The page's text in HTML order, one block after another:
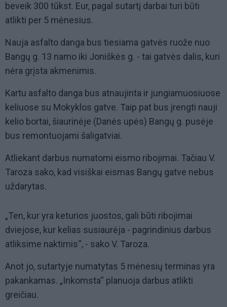
beveik 300 tūkst. Eur, pagal sutartį darbai turi būti
atlikti per 5 mėnesius.
Nauja asfalto danga bus tiesiama gatvės ruože nuo
Bangų g. 13 namo iki Joniškės g. - tai gatvės dalis, kuri
nėra grįsta akmenimis.
Kartu asfalto danga bus atnaujinta ir jungiamuosiuose
keliuose su Mokyklos gatve. Taip pat bus įrengti nauji
kelio bortai, šiaurinėje (Danės upės) Bangų g. pusėje
bus remontuojami šaligatviai.
Atliekant darbus numatomi eismo ribojimai. Tačiau V.
Taroza sako, kad visiškai eismas Bangų gatve nebus
uždarytas.
„Ten, kur yra keturios juostos, gali būti ribojimai
dviejose, kur kelias susiaurėja - pagrindinius darbus
atliksime naktimis“, - sako V. Taroza.
Anot jo, sutartyje numatytas 5 mėnesių terminas yra
pakankamas. „Inkomsta“ planuoja darbus atlikti
greičiau.